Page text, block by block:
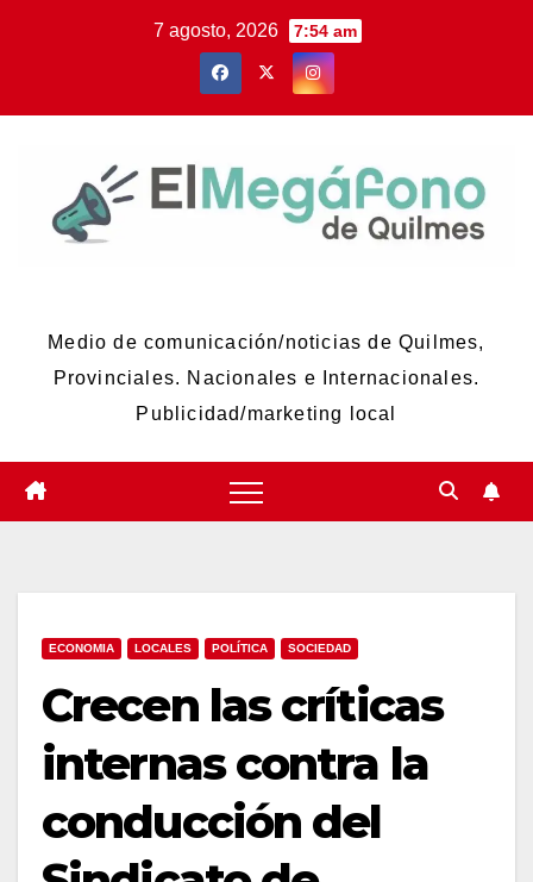
7 agosto, 2026 7:54 am
Medio de comunicación/noticias de Quilmes,
Provinciales. Nacionales e Internacionales.
Publicidad/marketing local
ECONOMIA LOCALES POLÍTICA SOCIEDAD
Crecen las críticas
internas contra la
conducción del